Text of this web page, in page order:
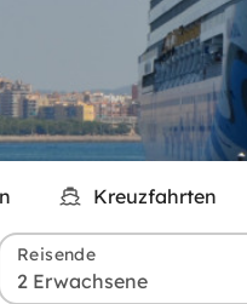
Kreuzfahrten
Reisende
2 Erwachsene